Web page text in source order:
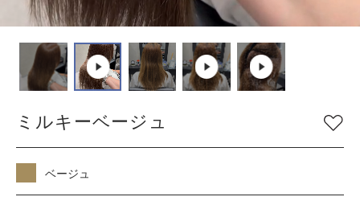
COLOR 色
ベージュ
グレージュ
シルバー
グレイ
ブラウン
アッシュ/ブルー
ピンク
マット/グリーン
レッド
オレンジ
バイオレット/パープ
イエロー/ホワイト
ミルキーベージュ
ベージュ